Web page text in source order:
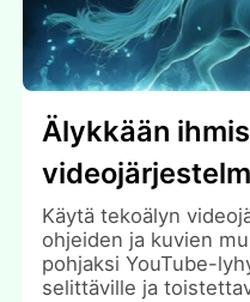
Älykkään
Käytä tekoälyn
ohjeiden ja kuvien
pohjaksi YouTube-
selittäville ja